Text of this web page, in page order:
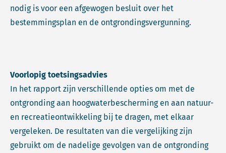
nodig is voor een afgewogen besluit over het
bestemmingsplan en de ontgrondingsvergunning.
Voorlopig toetsingsadvies
In het rapport zijn verschillende opties om met de
ontgronding aan hoogwaterbescherming en aan natuur-
en recreatieontwikkeling bij te dragen, met elkaar
vergeleken. De resultaten van die vergelijking zijn
gebruikt om de nadelige gevolgen van de ontgronding